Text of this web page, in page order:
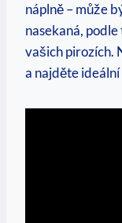
náplně – může
nasekaná,
vašich pirozích.
a najděte